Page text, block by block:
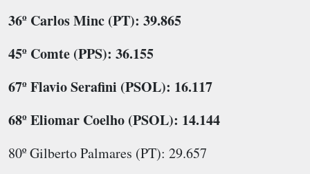
36º Carlos Minc (PT): 39.865
45º Comte (PPS): 36.155
67º Flavio Serafini (PSOL): 16.117
68º Eliomar Coelho (PSOL): 14.144
80º Gilberto Palmares (PT): 29.657